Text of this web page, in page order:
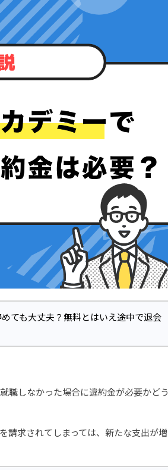
ても大丈夫？無料とはいえ途中で退会
職しなかった場合に違約金が必要かどう
請求されてしまっては、新たな支出が増